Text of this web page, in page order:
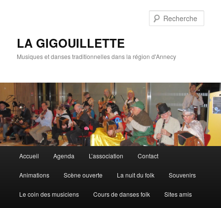
LA GIGOUILLETTE
Musiques et danses traditionnelles dans la région d'Annecy
Aller au contenu principal
Aller au contenu secondaire
Accueil Agenda L’association Contact
Animations Scène ouverte La nuit du folk Souvenirs
Le coin des musiciens Cours de danses folk Sites amis